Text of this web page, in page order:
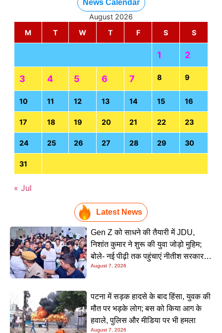
News Calendar
August 2026
M
T W T F S S
1 2
3 4 5 6 7 8 9
10 11 12 13 14 15 16
17 18 19 20 21 22 23
24 25 26 27 28 29 30
31
« Jul
Latest News
Gen Z को साधने की तैयारी में JDU,
निशांत कुमार ने शुरू की युवा जोड़ो मुहिम;
बोले- नई पीढ़ी तक पहुंचाएं नीतीश सरकार के
20 सालों के काम
August 7, 2026
पटना में सड़क हादसे के बाद हिंसा, युवक की
मौत पर भड़के लोग; बस को किया आग के
हवाले, पुलिस और मीडिया पर भी हमला
August 7, 2026